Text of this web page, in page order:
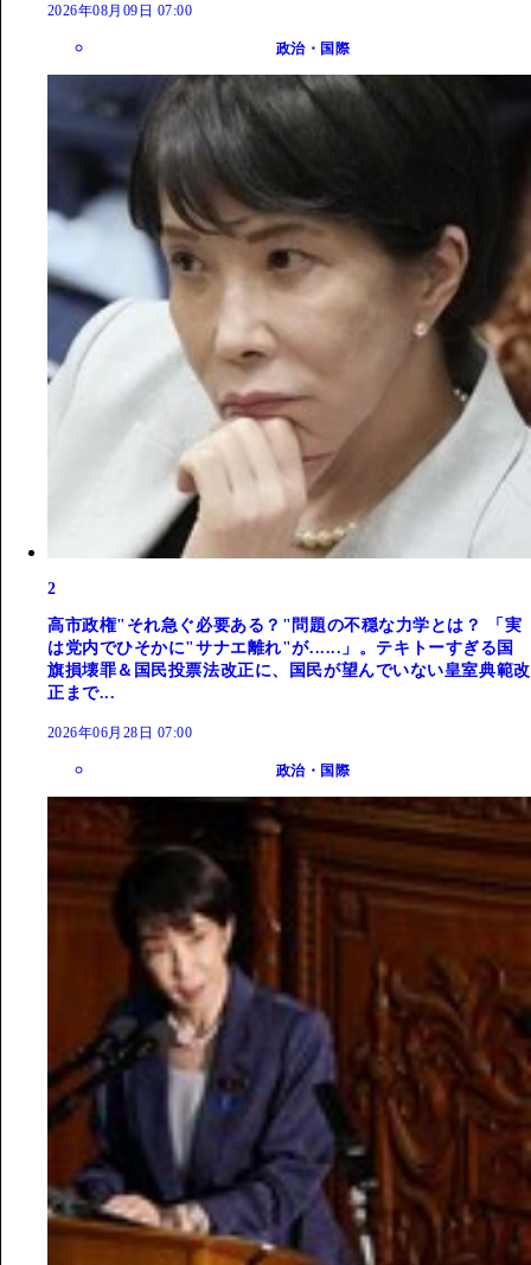
2026年08月09日 07:00
政治・国際
2
高市政権"それ急ぐ必要ある？"問題の不穏な力学とは？ 「実
は党内でひそかに"サナエ離れ"が......」。テキトーすぎる国
旗損壊罪＆国民投票法改正に、国民が望んでいない皇室典範改
正まで...
2026年06月28日 07:00
政治・国際